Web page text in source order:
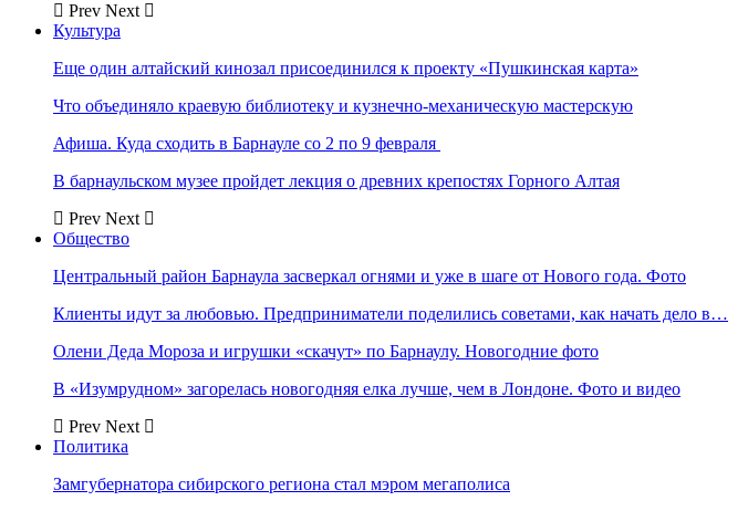
Prev Next
Культура
Еще один алтайский кинозал присоединился к проекту «Пушкинская карта»
Что объединяло краевую библиотеку и кузнечно-механическую мастерскую
Афиша. Куда сходить в Барнауле со 2 по 9 февраля
В барнаульском музее пройдет лекция о древних крепостях Горного Алтая
Prev Next
Общество
Центральный район Барнаула засверкал огнями и уже в шаге от Нового года. Фото
Клиенты идут за любовью. Предприниматели поделились советами, как начать дело в…
Олени Деда Мороза и игрушки «скачут» по Барнаулу. Новогодние фото
В «Изумрудном» загорелась новогодняя елка лучше, чем в Лондоне. Фото и видео
Prev Next
Политика
Замгубернатора сибирского региона стал мэром мегаполиса